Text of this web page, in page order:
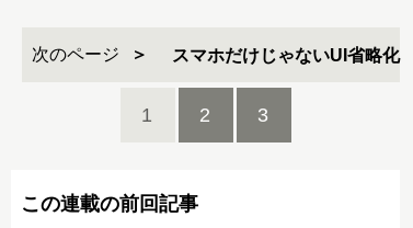
次のページ スマホだけじゃないUI省略化
1 2 3
この連載の前回記事